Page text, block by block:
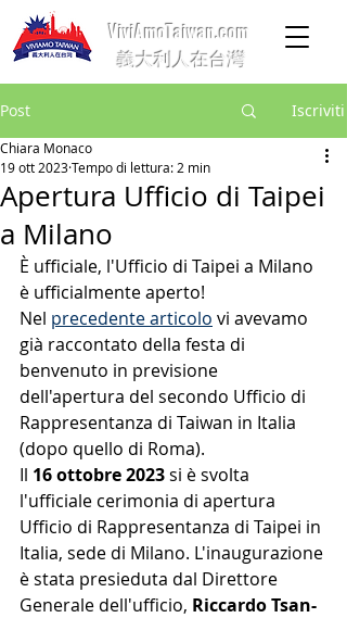
ViviAmoTaiwan.com
義大利人在台灣
Post Iscriviti
Apertura Ufficio di Taipei
a Milano
Chiara Monaco
19 ott 2023Tempo di lettura: 2 min
È ufficiale, l'Ufficio di Taipei a Milano
è ufficialmente aperto!
Nel precedente articolo vi avevamo
già raccontato della festa di
benvenuto in previsione
dell'apertura del secondo Ufficio di
Rappresentanza di Taiwan in Italia
(dopo quello di Roma).
Il 16 ottobre 2023 si è svolta
l'ufficiale cerimonia di apertura
Ufficio di Rappresentanza di Taipei in
Italia, sede di Milano. L'inaugurazione
è stata presieduta dal Direttore
Generale dell'ufficio, Riccardo Tsan-